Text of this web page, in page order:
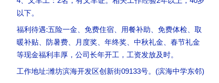
以下。
福利待遇:五险一金、免费住宿、用餐补助、免费体检、取
暖补贴、防暑费、月度奖、年终奖、中秋礼金、春节礼金
等现金福利丰厚，公司长年开工，工资发放及时。
工作地址:潍坊滨海开发区创新街09133号。(滨海中学东邻)